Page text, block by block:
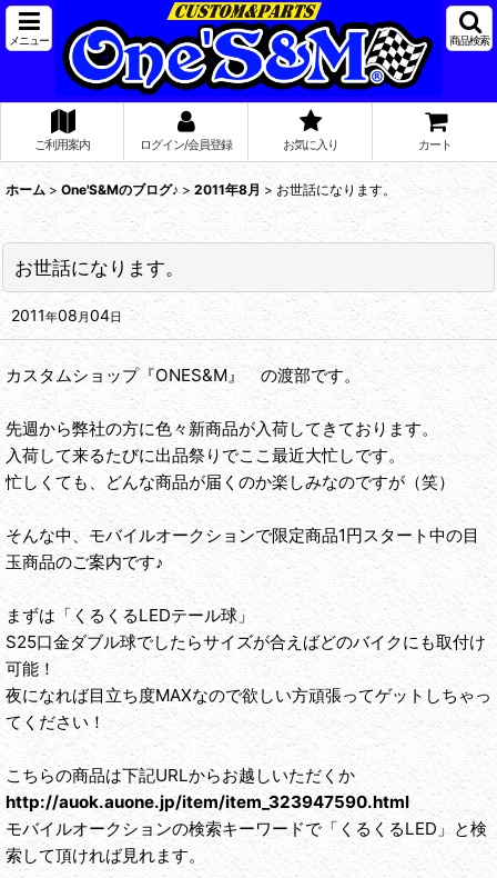
メニュー 商品検索
ご利用案内 ログイン/会員登録 お気に入り カート
ホーム > One'S&Mのブログ♪ > 2011年8月 > お世話になります。
お世話になります。
2011年08月04日
カスタムショップ『ONES&M』 の渡部です。
先週から弊社の方に色々新商品が入荷してきております。
入荷して来るたびに出品祭りでここ最近大忙しです。
忙しくても、どんな商品が届くのか楽しみなのですが（笑）
そんな中、モバイルオークションで限定商品1円スタート中の目
玉商品のご案内です♪
まずは「くるくるLEDテール球」
S25口金ダブル球でしたらサイズが合えばどのバイクにも取付け
可能！
夜になれば目立ち度MAXなので欲しい方頑張ってゲットしちゃっ
てください！
こちらの商品は下記URLからお越しいただくか
http://auok.auone.jp/item/item_323947590.html
モバイルオークションの検索キーワードで「くるくるLED」と検
索して頂ければ見れます。